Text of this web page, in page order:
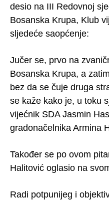
desio na III Redovnoj
Bosanska Krupa, Klub
sljedeće saopćenje:
Jučer se, prvo na
Bosanska Krupa, a
bez da se čuje druga
se kaže kako je, u toku
vijećnik SDA Jasmin
gradonačelnika Armina
Također se po ovom
Halitović oglasio na
Radi potpunijeg i